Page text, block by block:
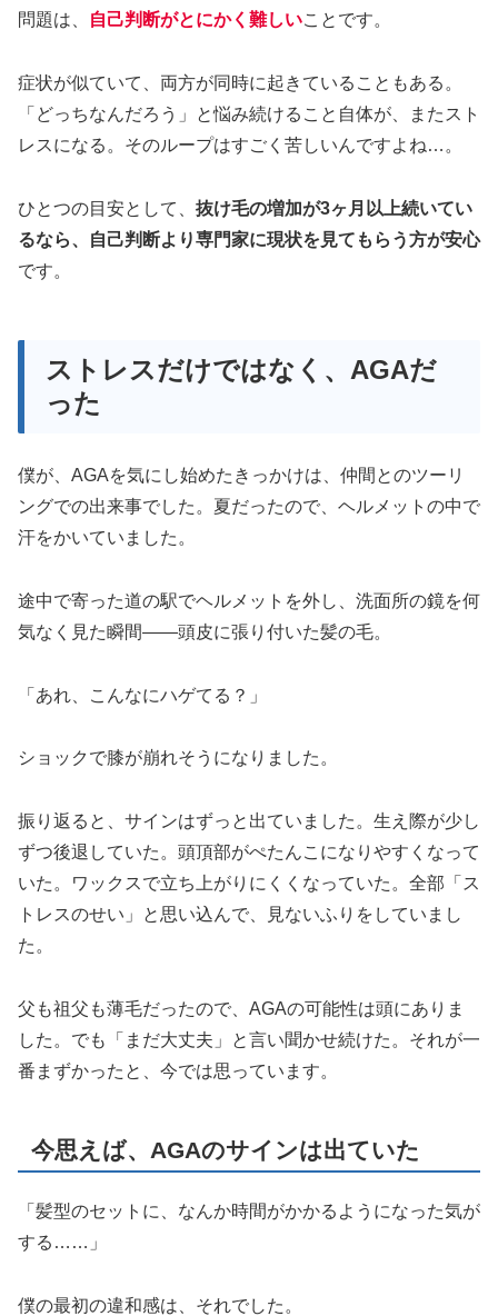
問題は、 自己判断がとにかく難しいことです。
症状が似ていて、両方が同時に起きていることもある。
「どっちなんだろう」と悩み続けること自体が、またスト
レスになる。そのループはすごく苦しいんですよね…。
ひとつの目安として、 抜け毛の増加が3ヶ月以上続いてい
るなら、自己判断より専門家に現状を見てもらう方が安心
です。
ストレスだけではなく、AGAだ
った
僕が、AGAを気にし始めたきっかけは、仲間とのツーリ
ングでの出来事でした。夏だったので、ヘルメットの中で
汗をかいていました。
途中で寄った道の駅でヘルメットを外し、洗面所の鏡を何
気なく見た瞬間——頭皮に張り付いた髪の毛。
「あれ、こんなにハゲてる？」
ショックで膝が崩れそうになりました。
振り返ると、サインはずっと出ていました。生え際が少し
ずつ後退していた。頭頂部がぺたんこになりやすくなって
いた。ワックスで立ち上がりにくくなっていた。全部「ス
トレスのせい」と思い込んで、見ないふりをしていまし
た。
父も祖父も薄毛だったので、AGAの可能性は頭にありま
した。でも「まだ大丈夫」と言い聞かせ続けた。それが一
番まずかったと、今では思っています。
今思えば、AGAのサインは出ていた
「髪型のセットに、なんか時間がかかるようになった気が
する……」
僕の最初の違和感は、それでした。